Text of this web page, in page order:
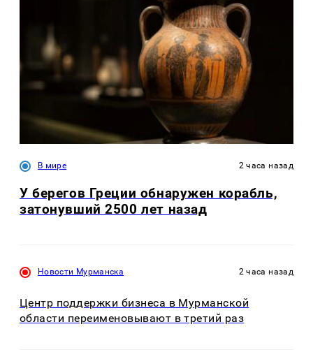
В мире 2 часа назад
У берегов Греции обнаружен корабль,
затонувший 2500 лет назад
Новости Мурманска 2 часа назад
Центр поддержки бизнеса в Мурманской
области переименовывают в третий раз